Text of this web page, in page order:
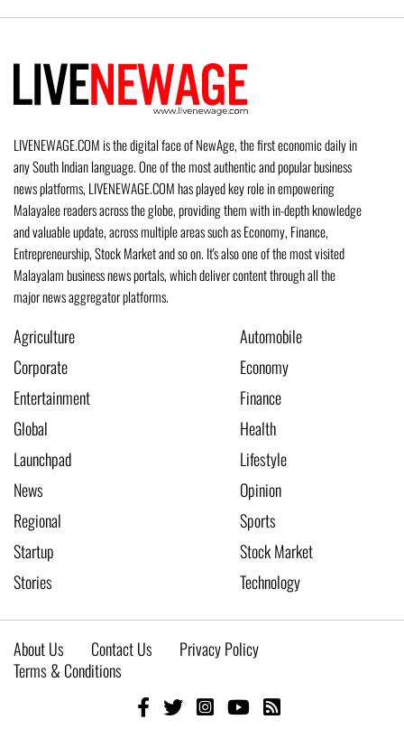
LIVENEWAGE.COM is the digital face of NewAge, the first economic daily in
any South Indian language. One of the most authentic and popular business
news platforms, LIVENEWAGE.COM has played key role in empowering
Malayalee readers across the globe, providing them with in-depth knowledge
and valuable update, across multiple areas such as Economy, Finance,
Entrepreneurship, Stock Market and so on. It's also one of the most visited
Malayalam business news portals, which deliver content through all the
major news aggregator platforms.
Agriculture
Automobile
Corporate
Economy
Entertainment
Finance
Global
Health
Launchpad
Lifestyle
News
Opinion
Regional
Sports
Startup
Stock Market
Stories
Technology
About Us Contact Us
Privacy Policy
Terms & Conditions